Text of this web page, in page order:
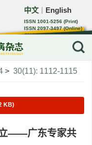
中文 English
ISSN 1001-5256 (Print)
ISSN 2097-3497 (Online)
CN 22-1108/R
> 30(11): 1112-1115
KB)
立——广东专家共